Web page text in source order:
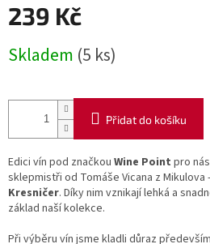
239 Kč
cena:
Skladem (5 ks)
Přidat do košíku
Edici vín pod značkou Wine Point pro
sklepmistři od Tomáše Vicana z Mikulova
Kresničer. Díky nim vznikají lehká a
základ naší kolekce.
Při výběru vín jsme kladli důraz